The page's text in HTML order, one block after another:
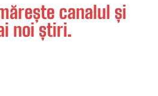
canalul și
noi știri.